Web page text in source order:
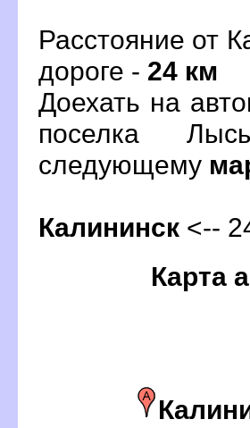
Расстояние от
дороге - 24 км
Доехать на
поселка
следующему
Калининск <--
Карта